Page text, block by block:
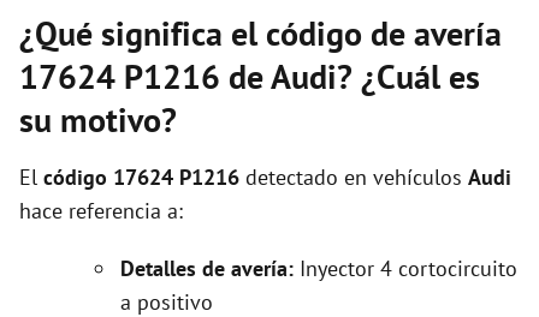
¿Qué significa el código de avería
17624 P1216 de Audi? ¿Cuál es
su motivo?
El código 17624 P1216 detectado en vehículos Audi
hace referencia a:
Detalles de avería: Inyector 4 cortocircuito
a positivo